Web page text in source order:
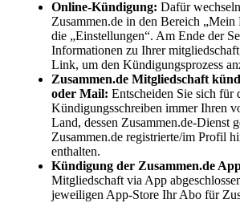
Online-Kündigung: Dafür
Zusammen.de in den Bereich
die „Einstellungen“. Am Ende der
Informationen zu Ihrer
Link, um den Kündigungsprozess
Zusammen.de Mitgliedschaft
oder Mail: Entscheiden Sie sich für
Kündigungsschreiben immer Ihren
Land, dessen Zusammen.de-Dienst
Zusammen.de registrierte/im Profil
enthalten.
Kündigung der Zusammen.de
Mitgliedschaft via App
jeweiligen App-Store Ihr Abo für